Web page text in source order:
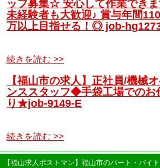
ッフ募集☆ 安心して作業でき
未経験者も大歓迎♪ 賞与年間
万以上目指せる！◎ job-
続きを読む >>
【福山市の求人】正社員/機械
ンススタッフ◆手袋工場での
り★job-9149-E
続きを読む >>
【福山求人ポストマン】福山市のパート・バイ